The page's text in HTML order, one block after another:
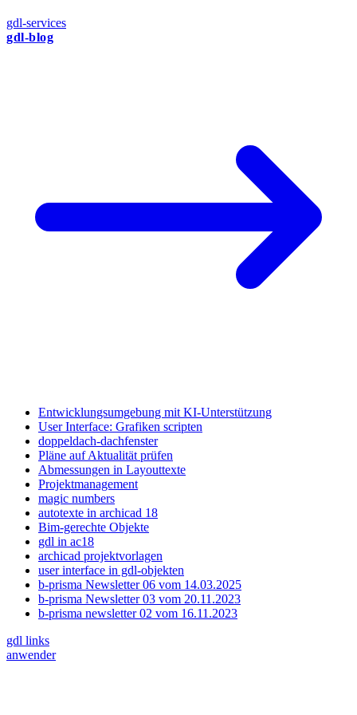
gdl-services
gdl-blog
Entwicklungsumgebung mit KI-Unterstützung
User Interface: Grafiken scripten
doppeldach-dachfenster
Pläne auf Aktualität prüfen
Abmessungen in Layouttexte
Projektmanagement
magic numbers
autotexte in archicad 18
Bim-gerechte Objekte
gdl in ac18
archicad projektvorlagen
user interface in gdl-objekten
b-prisma Newsletter 06 vom 14.03.2025
b-prisma Newsletter 03 vom 20.11.2023
b-prisma newsletter 02 vom 16.11.2023
gdl links
anwender